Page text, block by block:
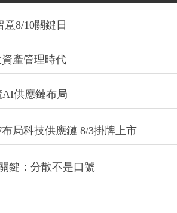
8/10關鍵日
產管理時代
AI供應鏈布局
局科技供應鏈 8/3掛牌上市
鍵：分散不是口號